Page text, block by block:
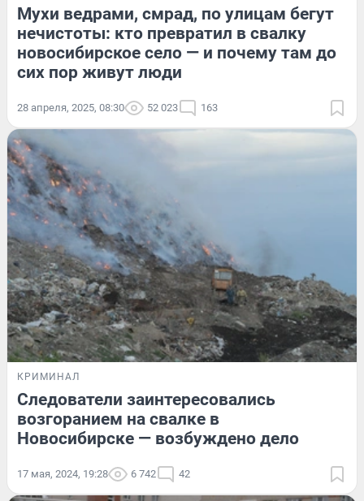
Мухи ведрами, смрад, по улицам бегут
нечистоты: кто превратил в свалку
новосибирское село — и почему там до
сих пор живут люди
28 апреля, 2025, 08:30 52 023 163
КРИМИНАЛ
Следователи заинтересовались
возгоранием на свалке в
Новосибирске — возбуждено дело
17 мая, 2024, 19:28 6 742 42